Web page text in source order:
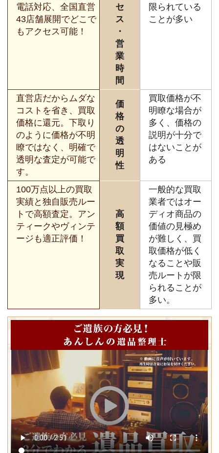
電話対応、全国直営
43店舗展開でどこで
もアクセス可能！
セ
ス
・
営
業
時
間
限られている
ことが多い
直営店だからムダな
コストを省き、買取
価格に還元。下取り
のように価格が不明
瞭ではなく、明確で
透明な査定が可能で
す。
価
格
の
透
明
性
買取価格が不
明瞭な場合が
多く、価格の
説明が十分で
はないことが
ある
100万点以上の買取
実績と独自販売ルー
トで高額査定。アン
ティークやヴィンテ
ージも適正評価！
高
額
買
取
実
現
一般的な買取
業者ではオー
ディオ商品の
価値の見極め
が難しく、買
取価格が低く
なることや販
売ルートが限
られることが
多い。